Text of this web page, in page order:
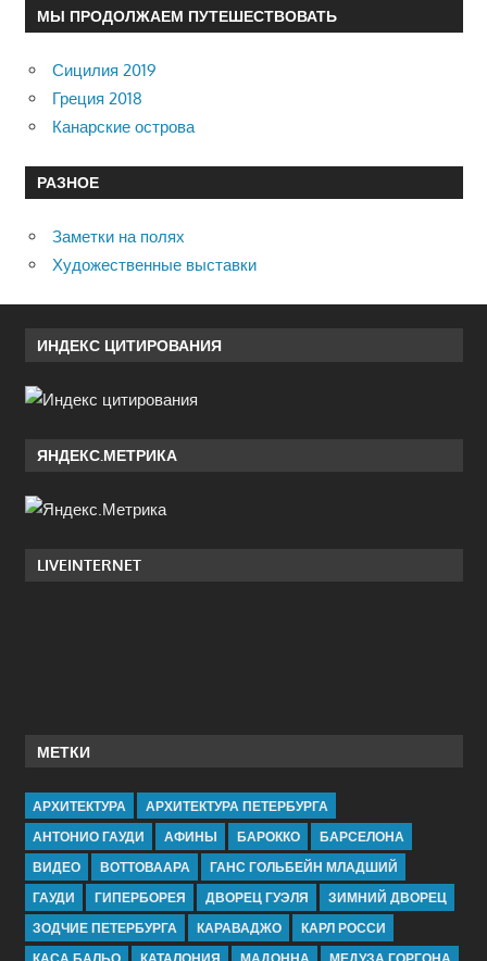
МЫ ПРОДОЛЖАЕМ ПУТЕШЕСТВОВАТЬ
Сицилия 2019
Греция 2018
Канарские острова
РАЗНОЕ
Заметки на полях
Художественные выставки
ИНДЕКС ЦИТИРОВАНИЯ
ЯНДЕКС.МЕТРИКА
LIVEINTERNET
МЕТКИ
АРХИТЕКТУРА
АРХИТЕКТУРА ПЕТЕРБУРГА
АНТОНИО ГАУДИ
АФИНЫ БАРОККО
БАРСЕЛОНА
ВИДЕО
ВОТТОВААРА
ГАНС ГОЛЬБЕЙН МЛАДШИЙ
ГАУДИ
ГИПЕРБОРЕЯ ДВОРЕЦ ГУЭЛЯ
ЗИМНИЙ ДВОРЕЦ
ЗОДЧИЕ ПЕТЕРБУРГА
КАРАВАДЖО
КАРЛ РОССИ